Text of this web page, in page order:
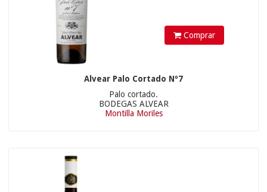
Comprar
Alvear Palo Cortado Nº7
Palo cortado.
BODEGAS ALVEAR
Montilla Moriles